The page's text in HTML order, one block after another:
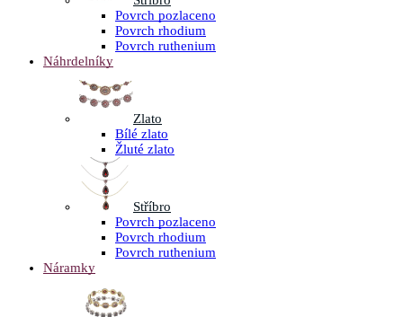
Povrch pozlaceno
Povrch rhodium
Povrch ruthenium
Náhrdelníky
Zlato
Bílé zlato
Žluté zlato
Stříbro
Povrch pozlaceno
Povrch rhodium
Povrch ruthenium
Náramky